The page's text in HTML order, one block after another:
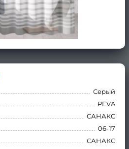
Серый
PEVA
САНАКС
06-17
САНАКС